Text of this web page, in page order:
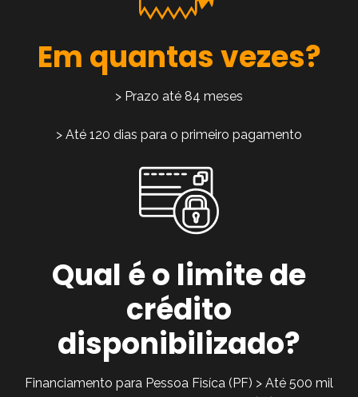
Em quantas vezes?
> Prazo até 84 meses
> Até 120 dias para o primeiro pagamento
Qual é o limite de
crédito
disponibilizado?
Financiamento para Pessoa Fisíca (PF) > Até 500 mil